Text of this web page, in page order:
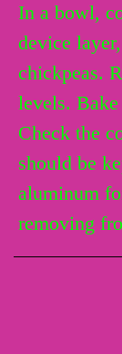
In a bowl,
device
chickpeas.
levels.
Check the
should be
aluminum
removing